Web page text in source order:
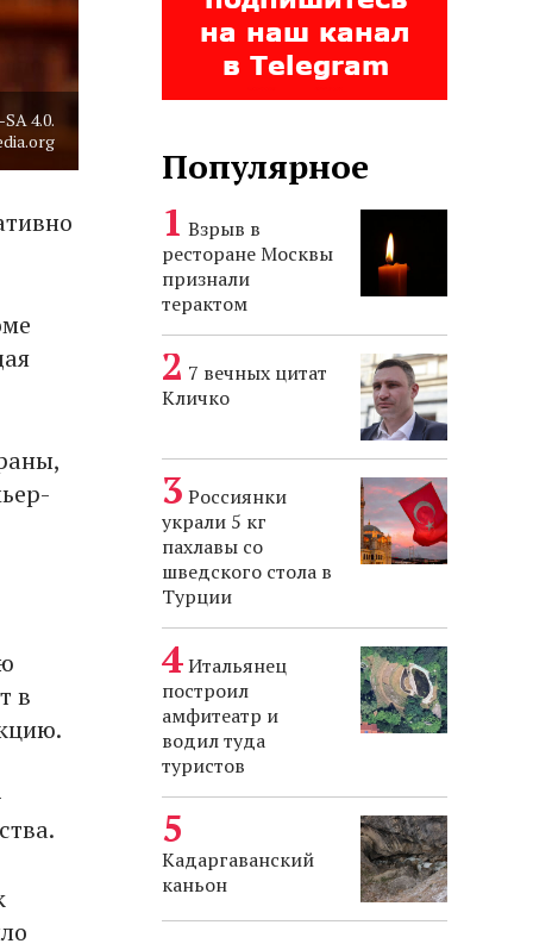
4.0.
в
Популярное
Взрыв в
ресторане Москвы
признали
терактом
7 вечных цитат
Кличко
Россиянки
украли 5 кг
пахлавы со
шведского стола в
Турции
Итальянец
построил
амфитеатр и
водил туда
туристов
Кадаргаванский
каньон